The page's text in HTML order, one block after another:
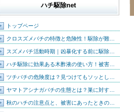
ハチ駆除net
トップページ
クロスズメバチの特徴と危険性！駆除が難…
スズメバチ活動時期｜凶暴化する前に駆除…
ハチ駆除に効果ある木酢液の使い方！被害…
ツチバチの危険度は？見つけてもソッとし…
ヤマトアシナガバチの生態とは？巣に対す…
秋のハチの注意点と、被害にあったときの…